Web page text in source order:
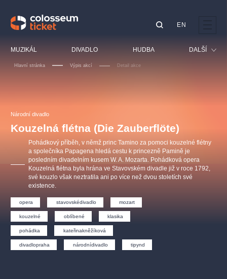
MUZIKÁL DIVADLO HUDBA DALŠÍ
Prohlídky
Sport
Ostatní
EN
Hlavní stránka Výpis akcí Detail akce
Národní divadlo
Kouzelná flétna (Die Zauberflöte)
Pohádkový příběh, v němž princ Tamino za pomoci kouzelné flétny
a společníka Papagena hledá cestu k princezně Pamině je
posledním divadelním kusem W. A. Mozarta. Pohádková opera
Kouzelná flétna byla hrána ve Stavovském divadle již v roce 1792,
své kouzlo však neztratila ani po více než dvou stoletích své
existence.
opera stavovskédivadlo mozart
kouzelné oblíbené klasika
pohádka kateřinakněžíková
divadlopraha národnídivadlo tipynd
OBYČEJNÁ HOLKA
Agentura 44, s.r.o.
Ostatní hledají
muzikálypraha
Nejnavštěvovanější
muzikálypraha divadlopraha
filmováhudba státníopera rudolfinum